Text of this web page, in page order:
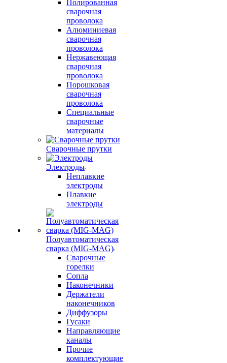
Полированная
сварочная
проволока
Алюминиевая
сварочная
проволока
Нержавеющая
сварочная
проволока
Порошковая
сварочная
проволока
Специальные
сварочные
материалы
Сварочные прутки
Электроды
Неплавкие
электроды
Плавкие
электроды
Полуавтоматическая
сварка (MIG-MAG)
Сварочные
горелки
Сопла
Наконечники
Держатели
наконечников
Диффузоры
Гусаки
Направляющие
каналы
Прочие
комплектующие